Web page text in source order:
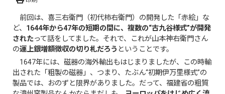
前回は、喜三右衛門（初代柿右衛門）の開発した「赤絵」な
ど、 1644年から47年の短期の間に、複数の“古九谷様式”が開発
されたって話をしてました。それで、これが山本神右衛門さん
の運上銀増額徴収の切り札だろう ということです。
1647年には、磁器の海外輸出もはじまりましたが、この時輸
出された「粗製の磁器」、つまり、たぶん“初期伊万里様式”の
製品では、おのずと限界がありました。だって、福建省の粗質